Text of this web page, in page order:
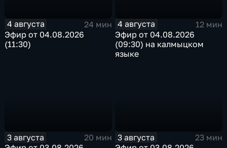
4 августа
24 мин
Эфир от 04.08.2026
(11:30)
4 августа
12 мин
Эфир от 04.08.2026
(09:30) на калмыцком
языке
3 августа
20 мин
3 августа
23 мин